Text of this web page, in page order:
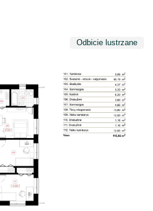
Odbicie lustrzane